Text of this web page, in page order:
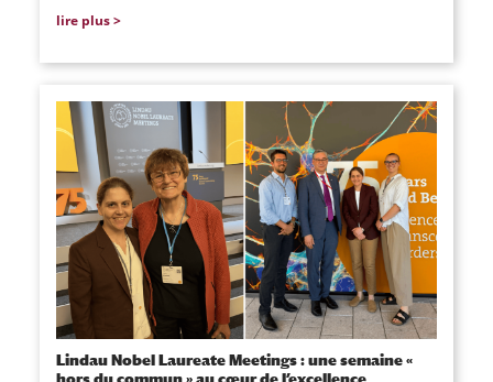
lire plus
Lindau Nobel Laureate Meetings : une semaine «